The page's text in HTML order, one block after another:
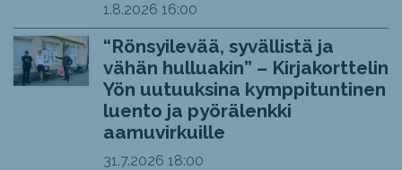
1.8.2026 16:00
“Rönsyilevää, syvällistä ja
vähän hulluakin” – Kirjakorttelin
Yön uutuuksina kymppituntinen
luento ja pyörälenkki
aamuvirkuille
31.7.2026 18:00